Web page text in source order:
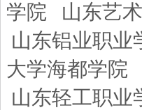
学院
山东艺
山东铝业职业
大学海都学院
山东轻工职业